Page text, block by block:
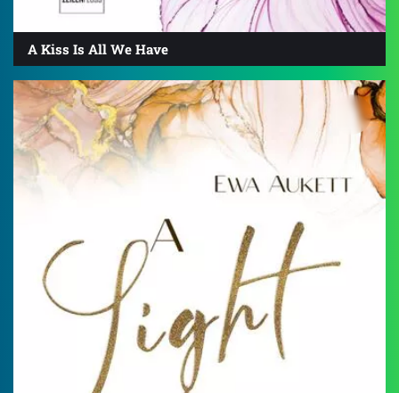
A Kiss Is All We Have